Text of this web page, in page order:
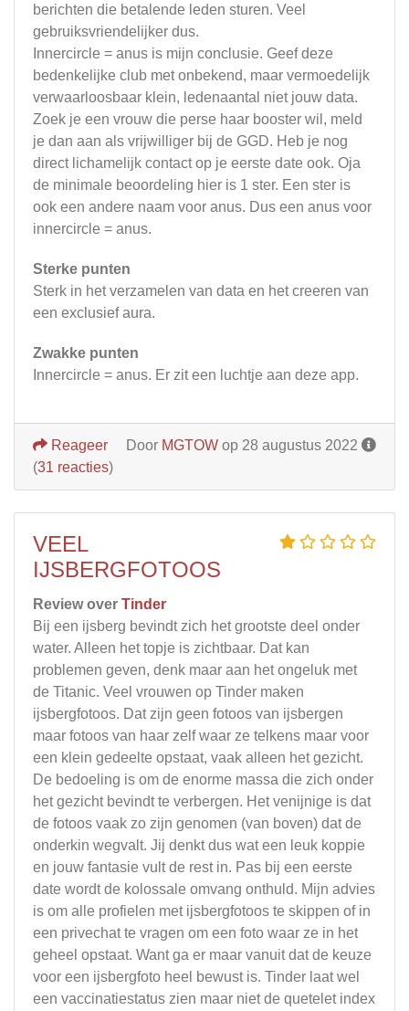
berichten die betalende leden sturen. Veel
gebruiksvriendelijker dus.
Innercircle = anus is mijn conclusie. Geef deze
bedenkelijke club met onbekend, maar vermoedelijk
verwaarloosbaar klein, ledenaantal niet jouw data.
Zoek je een vrouw die perse haar booster wil, meld
je dan aan als vrijwilliger bij de GGD. Heb je nog
direct lichamelijk contact op je eerste date ook. Oja
de minimale beoordeling hier is 1 ster. Een ster is
ook een andere naam voor anus. Dus een anus voor
innercircle = anus.
Sterke punten
Sterk in het verzamelen van data en het creeren van
een exclusief aura.
Zwakke punten
Innercircle = anus. Er zit een luchtje aan deze app.
Door MGTOW op 28 augustus 2022
Reageer
(31 reacties)
VEEL
IJSBERGFOTOOS
Review over Tinder
Bij een ijsberg bevindt zich het grootste deel onder
water. Alleen het topje is zichtbaar. Dat kan
problemen geven, denk maar aan het ongeluk met
de Titanic. Veel vrouwen op Tinder maken
ijsbergfotoos. Dat zijn geen fotoos van ijsbergen
maar fotoos van haar zelf waar ze telkens maar voor
een klein gedeelte opstaat, vaak alleen het gezicht.
De bedoeling is om de enorme massa die zich onder
het gezicht bevindt te verbergen. Het venijnige is dat
de fotoos vaak zo zijn genomen (van boven) dat de
onderkin wegvalt. Jij denkt dus wat een leuk koppie
en jouw fantasie vult de rest in. Pas bij een eerste
date wordt de kolossale omvang onthuld. Mijn advies
is om alle profielen met ijsbergfotoos te skippen of in
een privechat te vragen om een foto waar ze in het
geheel opstaat. Want ga er maar vanuit dat de keuze
voor een ijsbergfoto heel bewust is. Tinder laat wel
een vaccinatiestatus zien maar niet de quetelet index